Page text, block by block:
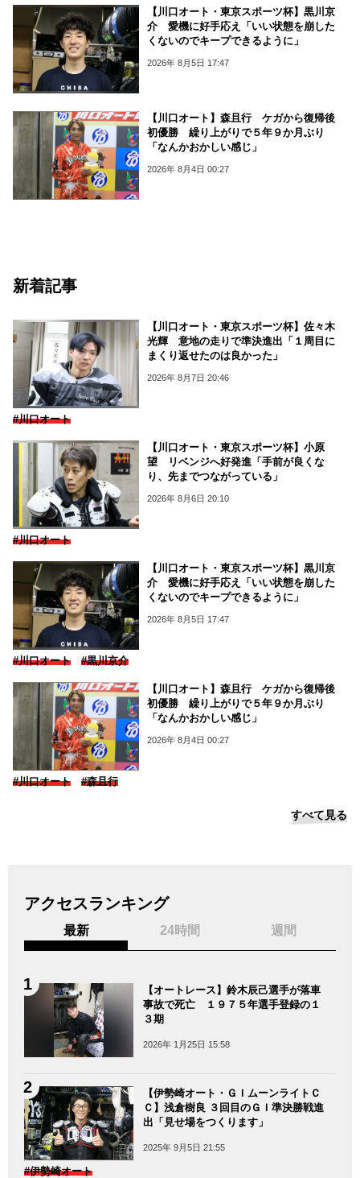
【川口オート・東京スポーツ杯】黒川京
介 愛機に好手応え「いい状態を崩した
くないのでキープできるように」
2026年 8月5日 17:47
【川口オート】森且行 ケガから復帰後
初優勝 繰り上がりで５年９か月ぶり
「なんかおかしい感じ」
2026年 8月4日 00:27
新着記事
【川口オート・東京スポーツ杯】佐々木
光輝 意地の走りで準決進出「１周目に
まくり返せたのは良かった」
2026年 8月7日 20:46
#川口オート
【川口オート・東京スポーツ杯】小原
望 リベンジへ好発進「手前が良くな
り、先までつながっている」
2026年 8月6日 20:10
#川口オート
【川口オート・東京スポーツ杯】黒川京
介 愛機に好手応え「いい状態を崩した
くないのでキープできるように」
2026年 8月5日 17:47
#川口オート #黒川京介
【川口オート】森且行 ケガから復帰後
初優勝 繰り上がりで５年９か月ぶり
「なんかおかしい感じ」
2026年 8月4日 00:27
#川口オート #森且行
すべて見る
アクセスランキング
最新 24時間 週間
【オートレース】鈴木辰己選手が落車
事故で死亡 １９７５年選手登録の１
３期
2026年 1月25日 15:58
【伊勢崎オート・ＧＩムーンライトＣ
Ｃ】浅倉樹良 ３回目のＧＩ準決勝戦進
出「見せ場をつくります」
2025年 9月5日 21:55
#伊勢崎オート